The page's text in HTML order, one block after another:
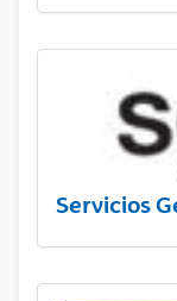
Servicios